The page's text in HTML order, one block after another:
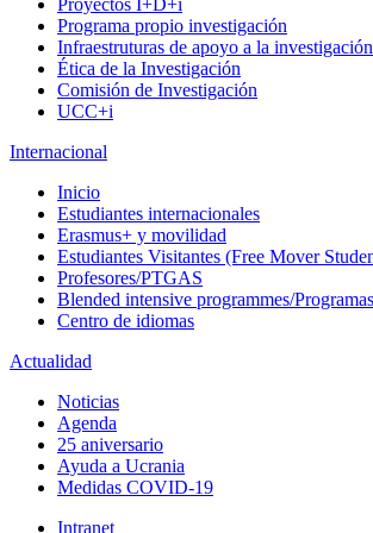
Proyectos I+D+i
Programa propio investigación
Infraestruturas de apoyo a la investigación
Ética de la Investigación
Comisión de Investigación
UCC+i
Internacional
Inicio
Estudiantes internacionales
Erasmus+ y movilidad
Estudiantes Visitantes (Free Mover
Profesores/PTGAS
Blended intensive programmes/
Centro de idiomas
Actualidad
Noticias
Agenda
25 aniversario
Ayuda a Ucrania
Medidas COVID-19
Intranet